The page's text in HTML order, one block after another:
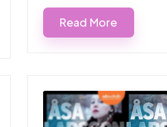
Read More